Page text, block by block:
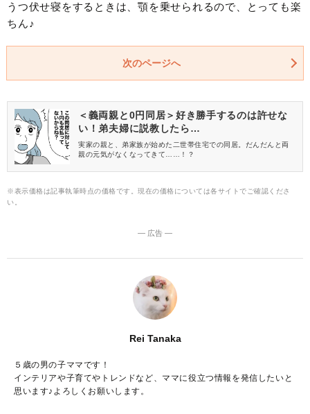
うつ伏せ寝をするときは、顎を乗せられるので、とっても楽
ちん♪
次のページへ
＜義両親と0円同居＞好き勝手するのは許せな
い！弟夫婦に説教したら…
実家の親と、弟家族が始めた二世帯住宅での同居。だんだんと両
親の元気がなくなってきて……！？
※表示価格は記事執筆時点の価格です。現在の価格については各サイトでご確認くださ
い。
― 広告 ―
Rei Tanaka
５歳の男の子ママです！
インテリアや子育てやトレンドなど、ママに役立つ情報を発信したいと
思います♪よろしくお願いします。